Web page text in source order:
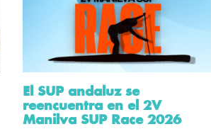
El SUP andaluz se
reencuentra en el 2V
Manilva SUP Race 2026